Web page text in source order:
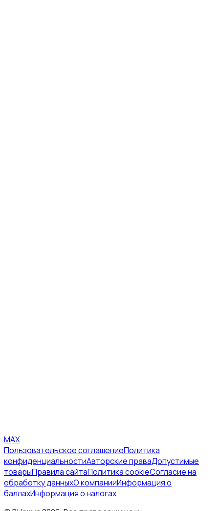
MAX
Пользовательское соглашениеПолитика
конфиденциальностиАвторские праваДопустимые
товарыПравила сайтаПолитика cookieСогласие на
обработку данныхО компанииИнформация о
баллахИнформация о налогах